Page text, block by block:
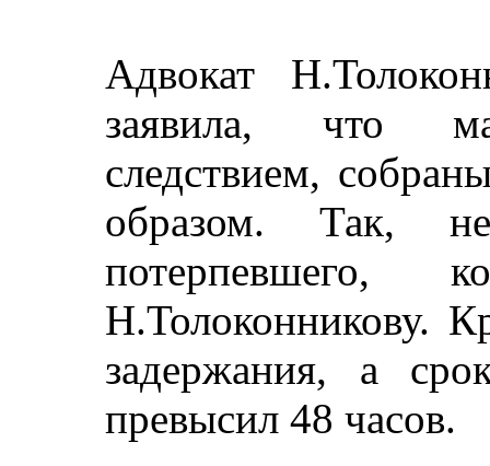
Адвокат
заявила, что
следствием,
образом. Так, не
потерпевшего,
Н.Толоконникову.
задержания, а
превысил 48 часов.